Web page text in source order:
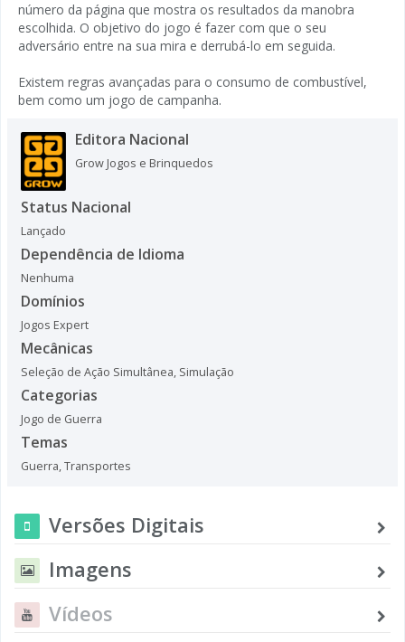
número da página que mostra os resultados da manobra
escolhida. O objetivo do jogo é fazer com que o seu
adversário entre na sua mira e derrubá-lo em seguida.
Existem regras avançadas para o consumo de combustível,
bem como um jogo de campanha.
Editora Nacional
Grow Jogos e Brinquedos
Status Nacional
Lançado
Dependência de Idioma
Nenhuma
Domínios
Jogos Expert
Mecânicas
Seleção de Ação Simultânea, Simulação
Categorias
Jogo de Guerra
Temas
Guerra,Transportes
Versões Digitais
Imagens
Vídeos